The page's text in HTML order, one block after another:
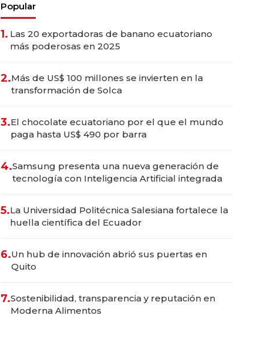
Popular
1. Las 20 exportadoras de banano ecuatoriano
más poderosas en 2025
2.Más de US$ 100 millones se invierten en la
transformación de Solca
3.El chocolate ecuatoriano por el que el mundo
paga hasta US$ 490 por barra
4.Samsung presenta una nueva generación de
tecnología con Inteligencia Artificial integrada
5.La Universidad Politécnica Salesiana fortalece la
huella científica del Ecuador
6.Un hub de innovación abrió sus puertas en
Quito
7.Sostenibilidad, transparencia y reputación en
Moderna Alimentos